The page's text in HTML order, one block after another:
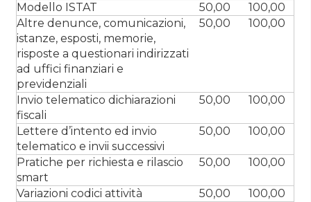
Modello ISTAT 50,00
100,00
Altre denunce, comunicazioni,
istanze, esposti, memorie,
risposte a questionari indirizzati
ad uffici finanziari e
previdenziali
50,00 100,00
Invio telematico dichiarazioni
fiscali
50,00 100,00
Lettere d’intento ed invio
telematico e invii successivi
50,00 100,00
Pratiche per richiesta e rilascio
smart
50,00 100,00
Variazioni codici attività 50,00
100,00